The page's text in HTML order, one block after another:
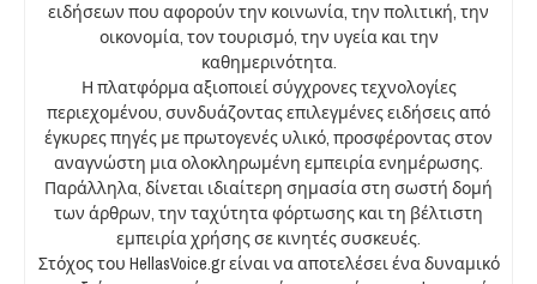
ειδήσεων που αφορούν την κοινωνία, την πολιτική, την
οικονομία, τον τουρισμό, την υγεία και την
καθημερινότητα.
Η πλατφόρμα αξιοποιεί σύγχρονες τεχνολογίες
περιεχομένου, συνδυάζοντας επιλεγμένες ειδήσεις από
έγκυρες πηγές με πρωτογενές υλικό, προσφέροντας στον
αναγνώστη μια ολοκληρωμένη εμπειρία ενημέρωσης.
Παράλληλα, δίνεται ιδιαίτερη σημασία στη σωστή δομή
των άρθρων, την ταχύτητα φόρτωσης και τη βέλτιστη
εμπειρία χρήσης σε κινητές συσκευές.
Στόχος του HellasVoice.gr είναι να αποτελέσει ένα δυναμικό